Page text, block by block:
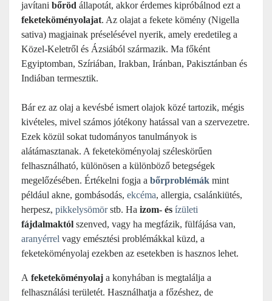
javítani bőröd állapotát, akkor érdemes kipróbálnod ezt a
feketeköményolajat. Az olajat a fekete kömény (Nigella
sativa) magjainak préselésével nyerik, amely eredetileg a
Közel-Keletről és Ázsiából származik. Ma főként
Egyiptomban, Szíriában, Irakban, Iránban, Pakisztánban és
Indiában termesztik.
Bár ez az olaj a kevésbé ismert olajok közé tartozik, mégis
kivételes, mivel számos jótékony hatással van a szervezetre.
Ezek közül sokat tudományos tanulmányok is
alátámasztanak. A feketeköményolaj széleskörűen
felhasználható, különösen a különböző betegségek
megelőzésében. Értékelni fogja a bőrproblémák mint
például akne, gombásodás, ekcéma, allergia, csalánkiütés,
herpesz, pikkelysömörstb. Ha izom- és ízületi
fájdalmaktól szenved, vagy ha megfázik, fülfájása van,
aranyérrel vagy emésztési problémákkal küzd, a
feketeköményolaj ezekben az esetekben is hasznos lehet.
A feketeköményolaj a konyhában is megtalálja a
felhasználási területét. Használhatja a főzéshez, de